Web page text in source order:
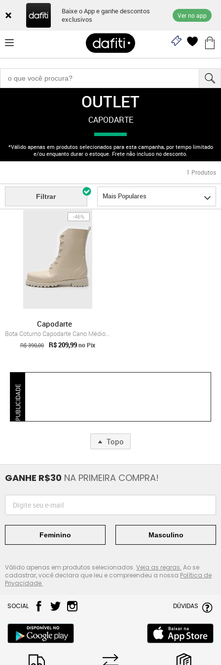
Baixe o App e ganhe descontos
exclusivos
Ver no app
OUTLET
CAPODARTE
*Válido apenas em produtos selecionados para esta campanha, por tempo limitado
e/ou enquanto durar o estoque. Frete não incluso no desconto.
1 Produtos
Filtrar Mais Populares
-46%
Capodarte
Bota Coturno Capodarte Cano Médio Lisa Off-White
R$ 390,00 R$ 209,99no Pix
PUBLICIDADE
Topo
GANHE R$30 NA PRIMEIRA COMPRA!
Feminino Masculino
Válido apenas em produtos selecionados. Veja as regras. Ao se
cadastrar, você declara que leu e compreendeu a nossa Política de
Privacidade.
SOCIAL DÚVIDAS